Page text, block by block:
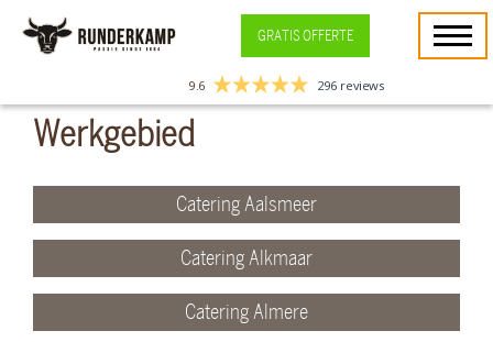
GRATIS OFFERTE
9.6 296 reviews
Werkgebied
Catering Aalsmeer
Catering Alkmaar
Catering Almere